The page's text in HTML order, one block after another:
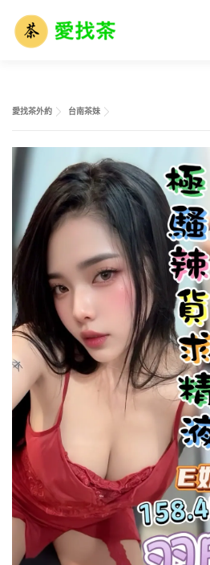
外送茶市場解析 外送茶術語大全
愛找茶外約 台南茶妹